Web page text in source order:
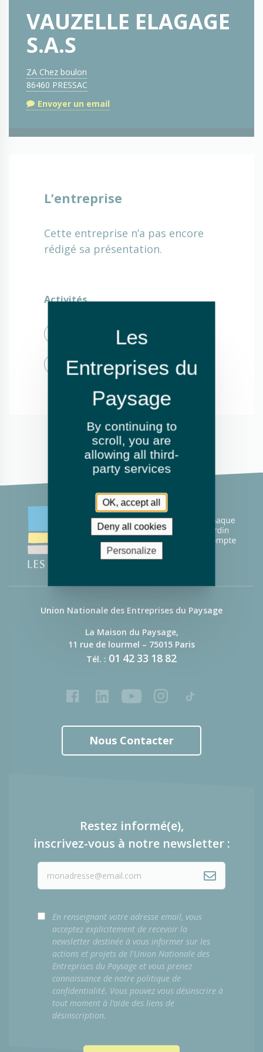
VAUZELLE ELAGAGE
S.A.S
ZA Chez boulon
86460 PRESSAC
Envoyer un email
L’entreprise
Cette entreprise n’a pas encore
rédigé sa présentation.
Activités
Élagage et abattage
Fauchage / Débroussaillage
Union Nationale des Entreprises du Paysage
La Maison du Paysage,
11 rue de lourmel – 75015 Paris
Tél. : 01 42 33 18 82
FacebookLinkedInYoutubeInstagram
Tiktok
Nous Contacter
Restez informé(e),
inscrivez-vous à notre newsletter :
En renseignant votre adresse email, vous
acceptez explicitement de recevoir la
newsletter destinée à vous informer sur les
actions et projets de l'Union Nationale des
Entreprises du Paysage et vous prenez
connaissance de notre politique de
confidentialité. Vous pouvez vous désinscrire à
tout moment à l’aide des liens de
désinscription.
By continuing to
scroll, you are
allowing all third-
party services
OK, accept all
Deny all cookies
Personalize